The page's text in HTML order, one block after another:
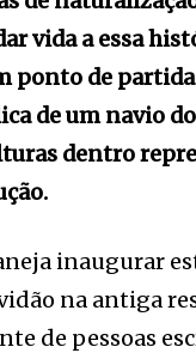
vida a essa
ponto de
de um navio
dentro
inaugurar
na antiga
de pessoas